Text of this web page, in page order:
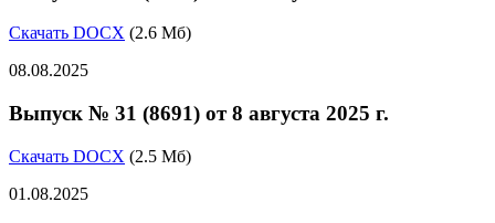
Скачать DOCX (2.6 Мб)
08.08.2025
Выпуск № 31 (8691) от 8 августа 2025 г.
Скачать DOCX (2.5 Мб)
01.08.2025